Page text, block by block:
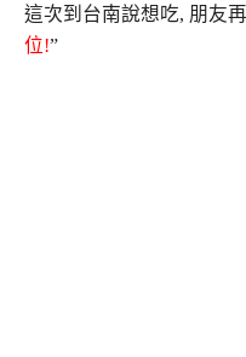
這次到台南說想吃, 朋友
位!”